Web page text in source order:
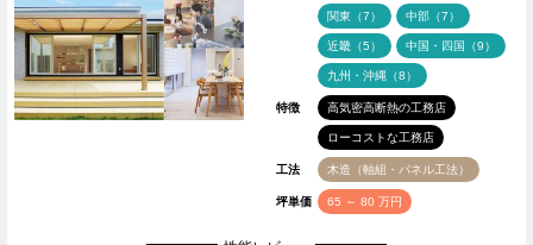
関東（7） 中部（7）
近畿（5） 中国・四国（9）
九州・沖縄（8）
特徴 高気密高断熱の工務店
ローコストな工務店
工法 木造（軸組・パネル工法）
坪単価 65 ～ 80 万円